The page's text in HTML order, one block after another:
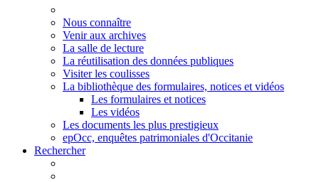
Nous connaître
Venir aux archives
La salle de lecture
La réutilisation des données publiques
Visiter les coulisses
La bibliothèque des formulaires, notices et vidéos
Les formulaires et notices
Les vidéos
Les documents les plus prestigieux
epOcc, enquêtes patrimoniales d'Occitanie
Rechercher